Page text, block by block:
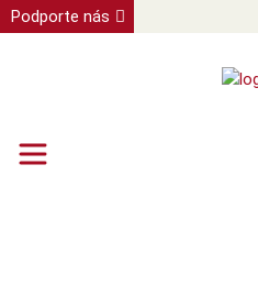
Podporte nás